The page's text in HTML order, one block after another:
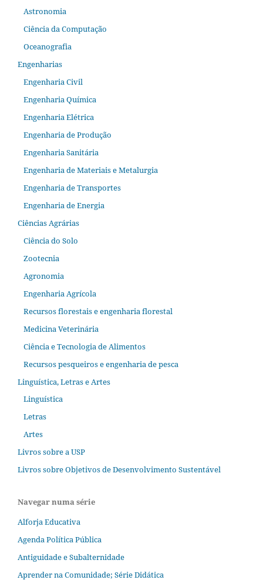
Astronomia
Ciência da Computação
Oceanografia
Engenharias
Engenharia Civil
Engenharia Química
Engenharia Elétrica
Engenharia de Produção
Engenharia Sanitária
Engenharia de Materiais e Metalurgia
Engenharia de Transportes
Engenharia de Energia
Ciências Agrárias
Ciência do Solo
Zootecnia
Agronomia
Engenharia Agrícola
Recursos florestais e engenharia florestal
Medicina Veterinária
Ciência e Tecnologia de Alimentos
Recursos pesqueiros e engenharia de pesca
Linguística, Letras e Artes
Linguística
Letras
Artes
Livros sobre a USP
Livros sobre Objetivos de Desenvolvimento Sustentável
Navegar numa série
Alforja Educativa
Agenda Política Pública
Antiguidade e Subalternidade
Aprender na Comunidade; Série Didática